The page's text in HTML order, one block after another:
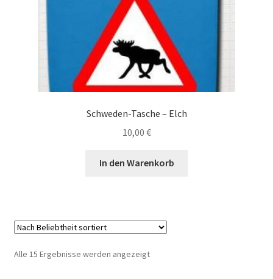
Schweden-Tasche – Elch
10,00 €
In den Warenkorb
Alle 15 Ergebnisse werden angezeigtNach